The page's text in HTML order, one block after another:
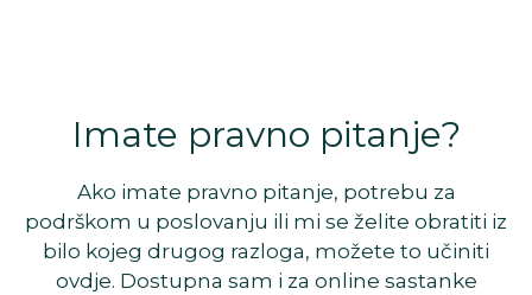
Imate pravno pitanje?
Ako imate pravno pitanje, potrebu za
podrškom u poslovanju ili mi se želite obratiti iz
bilo kojeg drugog razloga, možete to učiniti
ovdje. Dostupna sam i za online sastanke